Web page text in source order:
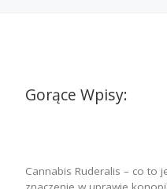
Gorące Wpisy:
Cannabis Ruderalis – co to